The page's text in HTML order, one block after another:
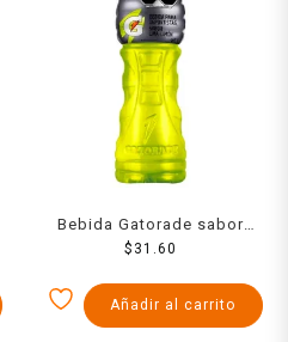
Bebida Gatorade sabor
lima limón 1 l
$ 31.60
Añadir al carrito